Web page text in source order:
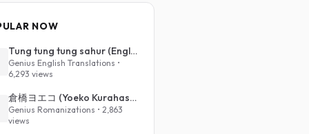
NOW
Tung tung tung sahur (English Translation)
Genius English Translations •
6,293 views
倉橋ヨエコ (Yoeko Kurahashi) - 沈める街 (Sinking Town) (Romanized)
Genius Romanizations • 2,863
views